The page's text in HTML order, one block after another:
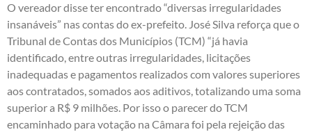
O vereador disse ter encontrado “diversas irregularidades
insanáveis” nas contas do ex-prefeito. José Silva reforça que o
Tribunal de Contas dos Municípios (TCM) “já havia
identificado, entre outras irregularidades, licitações
inadequadas e pagamentos realizados com valores superiores
aos contratados, somados aos aditivos, totalizando uma soma
superior a R$ 9 milhões. Por isso o parecer do TCM
encaminhado para votação na Câmara foi pela rejeição das